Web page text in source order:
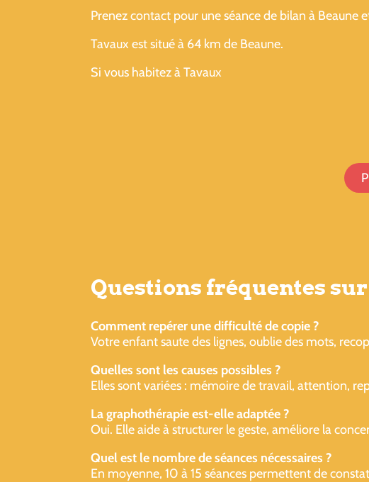
Prenez contact pour une séance de bilan à
Tavaux est situé à 64 km de Beaune.
Si vous habitez à Tavaux
Questions fréquentes
Comment repérer une difficulté de copie ?
Votre enfant saute des lignes, oublie des mots,
Quelles sont les causes possibles ?
Elles sont variées : mémoire de travail, attention,
La graphothérapie est-elle adaptée ?
Oui. Elle aide à structurer le geste, améliore la
Quel est le nombre de séances nécessaires ?
En moyenne, 10 à 15 séances permettent de